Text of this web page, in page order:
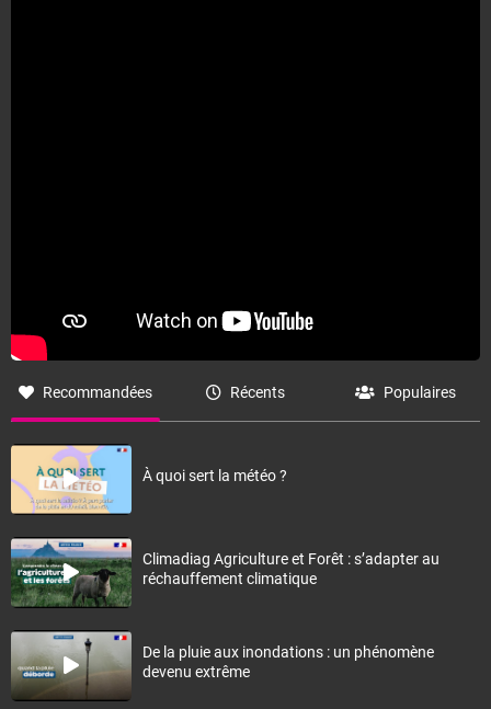
Recommandées Récents Populaires
À quoi sert la météo ?
Climadiag Agriculture et Forêt : s’adapter au
réchauffement climatique
De la pluie aux inondations : un phénomène
devenu extrême